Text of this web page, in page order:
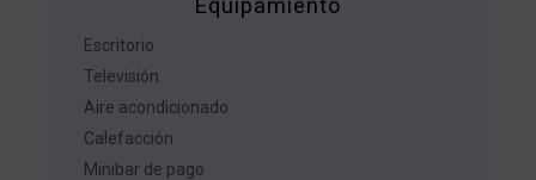
Equipamiento
Escritorio
Televisión
Aire acondicionado
Calefacción
Minibar de pago